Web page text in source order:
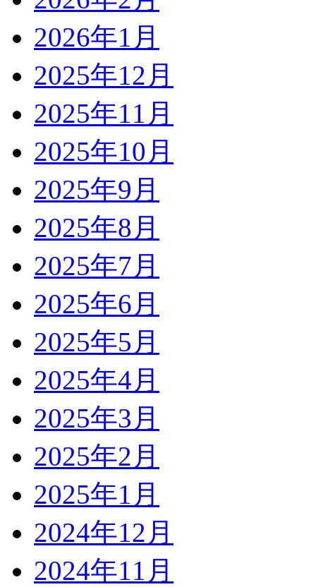
2026年1月
2025年12月
2025年11月
2025年10月
2025年9月
2025年8月
2025年7月
2025年6月
2025年5月
2025年4月
2025年3月
2025年2月
2025年1月
2024年12月
2024年11月